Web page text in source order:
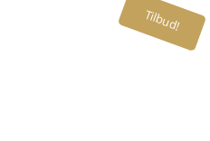
Tilbud!